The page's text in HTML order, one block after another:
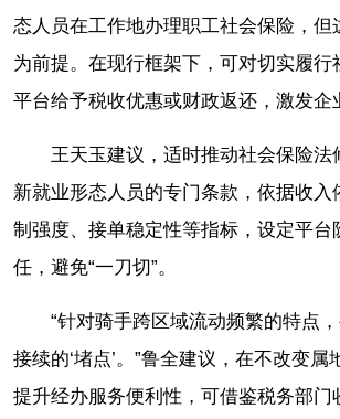
态人员在工作地办理职工社会保险，但
为前提。在现行框架下，可对切实履行
平台给予税收优惠或财政返还，激发企
王天玉建议，适时推动社会保险法
新就业形态人员的专门条款，依据收入
制强度、接单稳定性等指标，设定平台
任，避免“一刀切”。
“针对骑手跨区域流动频繁的特点
接续的‘堵点’。”鲁全建议，在不改变属
提升经办服务便利性，可借鉴税务部门